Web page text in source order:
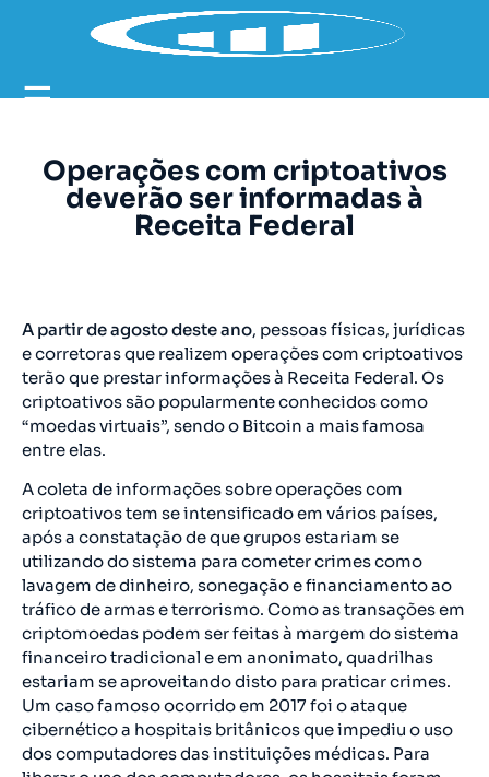
☰
Operações com criptoativos
deverão ser informadas à
Receita Federal
A partir de agosto deste ano, pessoas físicas, jurídicas
e corretoras que realizem operações com criptoativos
terão que prestar informações à Receita Federal. Os
criptoativos são popularmente conhecidos como
“moedas virtuais”, sendo o Bitcoin a mais famosa
entre elas.
A coleta de informações sobre operações com
criptoativos tem se intensificado em vários países,
após a constatação de que grupos estariam se
utilizando do sistema para cometer crimes como
lavagem de dinheiro, sonegação e financiamento ao
tráfico de armas e terrorismo. Como as transações em
criptomoedas podem ser feitas à margem do sistema
financeiro tradicional e em anonimato, quadrilhas
estariam se aproveitando disto para praticar crimes.
Um caso famoso ocorrido em 2017 foi o ataque
cibernético a hospitais britânicos que impediu o uso
dos computadores das instituições médicas. Para